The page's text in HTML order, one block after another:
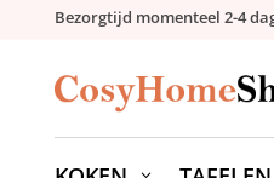
Bezorgtijd momenteel 2-4